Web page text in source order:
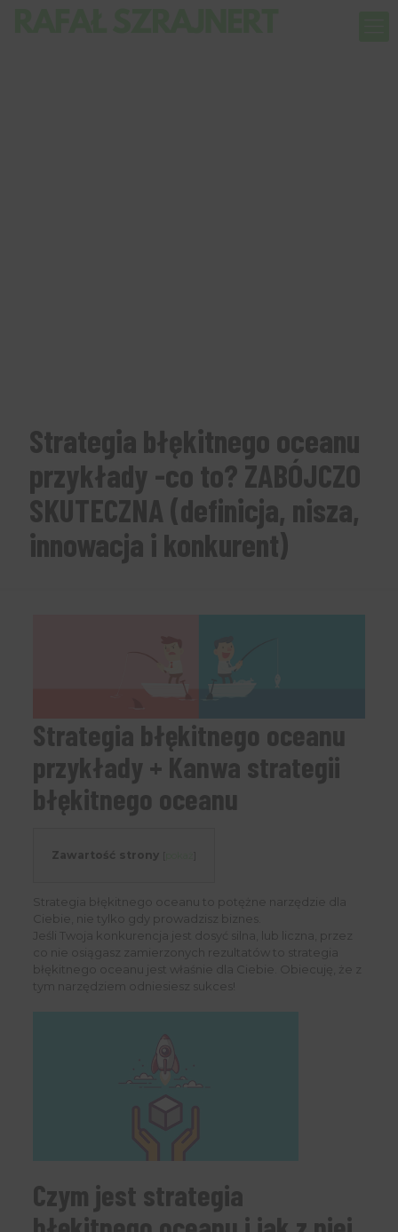
Strategia błękitnego oceanu
przykłady -co to? ZABÓJCZO
SKUTECZNA (definicja, nisza,
innowacja i konkurent)
Strategia błękitnego oceanu
przykłady + Kanwa strategii
błękitnego oceanu
Zawartość strony
Strategia błękitnego oceanu to potężne narzędzie dla
Ciebie, nie tylko gdy prowadzisz biznes.
Jeśli Twoja konkurencja jest dosyć silna, lub liczna, przez
co nie osiągasz zamierzonych rezultatów to strategia
błękitnego oceanu jest właśnie dla Ciebie. Obiecuję, że z
tym narzędziem odniesiesz sukces!
Czym jest strategia